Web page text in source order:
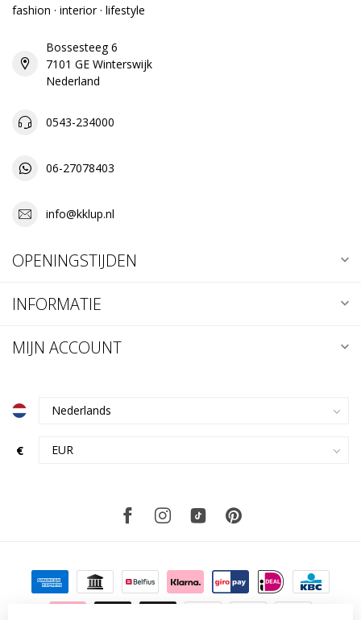
fashion · interior · lifestyle
Bossesteeg 6
7101 GE Winterswijk
Nederland
0543-234000
06-27078403
info@kklup.nl
OPENINGSTIJDEN
INFORMATIE
MIJN ACCOUNT
€